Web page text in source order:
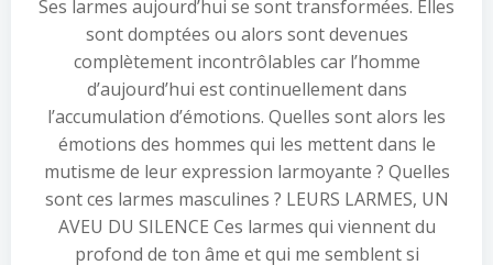
Ses larmes aujourd’hui se sont transformées. Elles
sont domptées ou alors sont devenues
complètement incontrôlables car l’homme
d’aujourd’hui est continuellement dans
l’accumulation d’émotions. Quelles sont alors les
émotions des hommes qui les mettent dans le
mutisme de leur expression larmoyante ? Quelles
sont ces larmes masculines ? LEURS LARMES, UN
AVEU DU SILENCE Ces larmes qui viennent du
profond de ton âme et qui me semblent si